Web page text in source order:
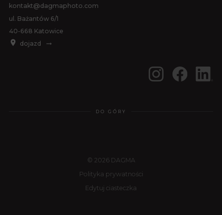
kontakt@dagmaphoto.com
ul. Bażantów 6/1
40-668 Katowice
dojazd
DO GÓRY
© 2026 DAGMA
Polityka prywatności
Edytuj ciasteczka